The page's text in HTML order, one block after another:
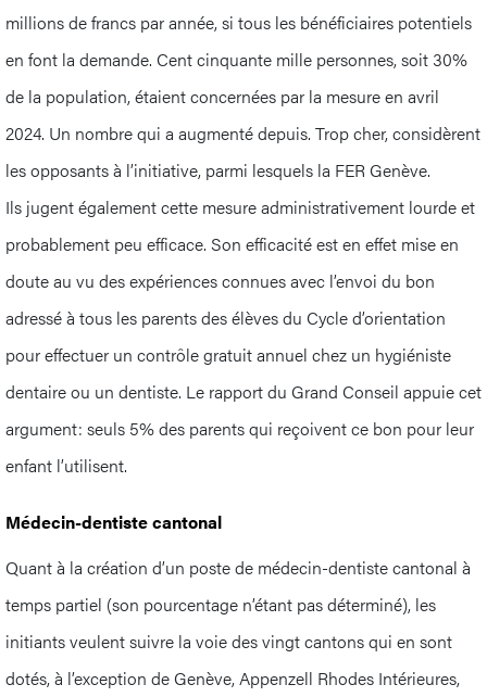
millions de francs par année, si tous les bénéficiaires potentiels
en font la demande. Cent cinquante mille personnes, soit 30%
de la population, étaient concernées par la mesure en avril
2024. Un nombre qui a augmenté depuis. Trop cher, considèrent
les opposants à l’initiative, parmi lesquels la FER Genève.
Ils jugent également cette mesure administrativement lourde et
probablement peu efficace. Son efficacité est en effet mise en
doute au vu des expériences connues avec l’envoi du bon
adressé à tous les parents des élèves du Cycle d’orientation
pour effectuer un contrôle gratuit annuel chez un hygiéniste
dentaire ou un dentiste. Le rapport du Grand Conseil appuie cet
argument: seuls 5% des parents qui reçoivent ce bon pour leur
enfant l’utilisent.
Médecin-dentiste cantonal
Quant à la création d’un poste de médecin-dentiste cantonal à
temps partiel (son pourcentage n’étant pas déterminé), les
initiants veulent suivre la voie des vingt cantons qui en sont
dotés, à l’exception de Genève, Appenzell Rhodes Intérieures,